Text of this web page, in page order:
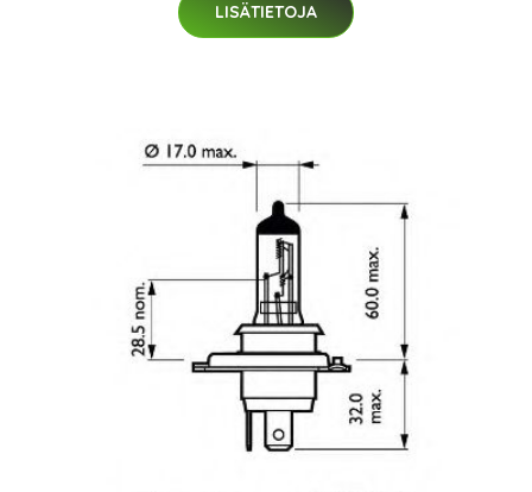
LISÄTIETOJA